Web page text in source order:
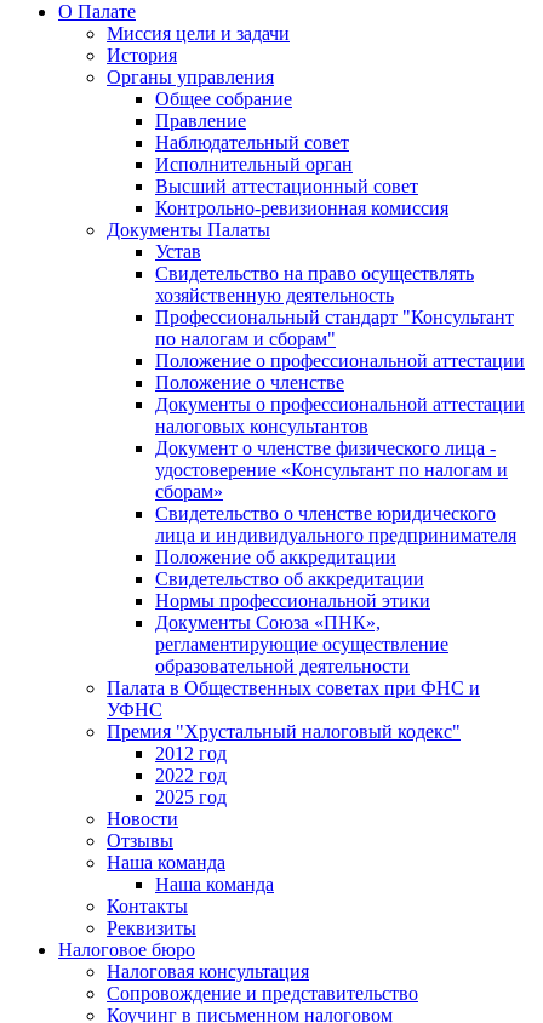
О Палате
Миссия цели и задачи
История
Органы управления
Общее собрание
Правление
Наблюдательный совет
Исполнительный орган
Высший аттестационный совет
Контрольно-ревизионная комиссия
Документы Палаты
Устав
Свидетельство на право осуществлять
хозяйственную деятельность
Профессиональный стандарт "Консультант
по налогам и сборам"
Положение о профессиональной аттестации
Положение о членстве
Документы о профессиональной аттестации
налоговых консультантов
Документ о членстве физического лица -
удостоверение «Консультант по налогам и
сборам»
Свидетельство о членстве юридического
лица и индивидуального предпринимателя
Положение об аккредитации
Свидетельство об аккредитации
Нормы профессиональной этики
Документы Союза «ПНК»,
регламентирующие осуществление
образовательной деятельности
Палата в Общественных советах при ФНС и
УФНС
Премия "Хрустальный налоговый кодекс"
2012 год
2022 год
2025 год
Новости
Отзывы
Наша команда
Наша команда
Контакты
Реквизиты
Налоговое бюро
Налоговая консультация
Cопровождение и представительство
Коучинг в письменном налоговом